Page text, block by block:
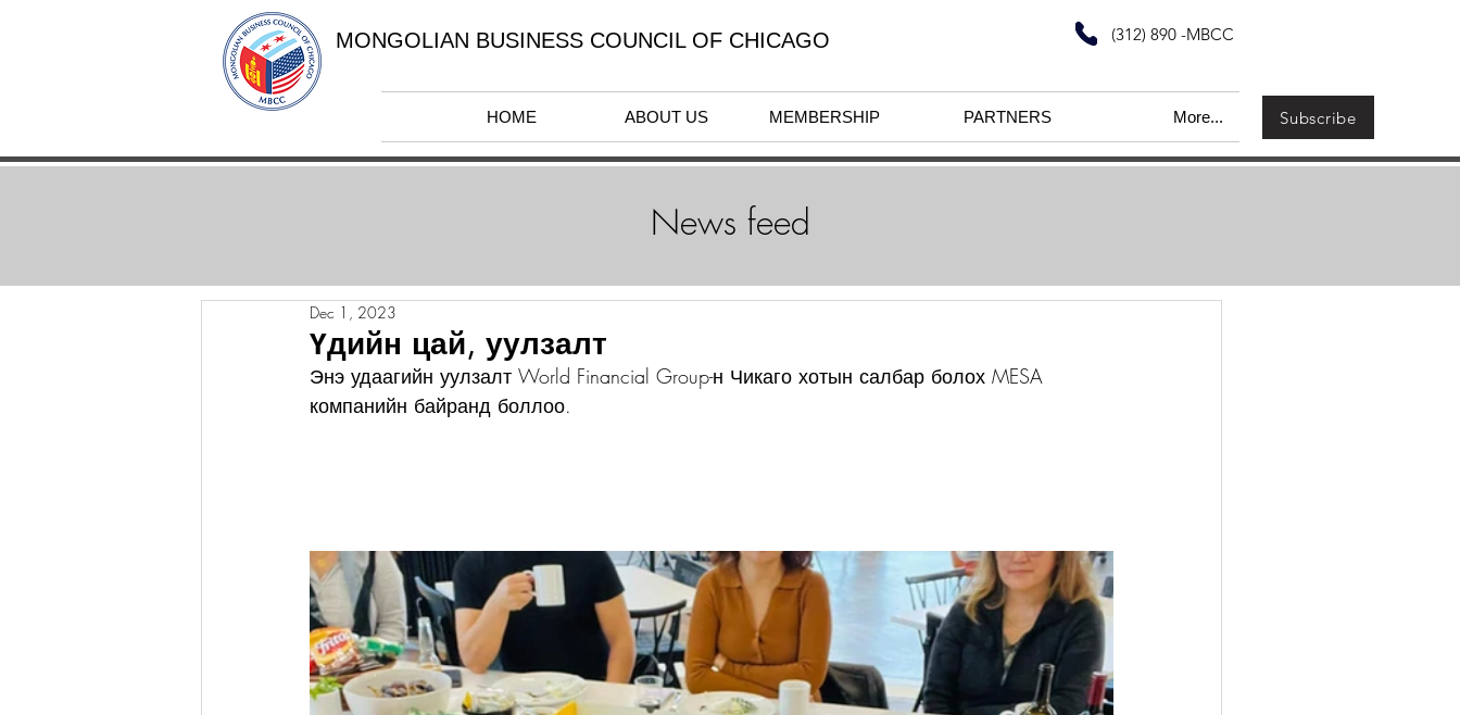
HOME ABOUT US MEMBERSHIP PARTNERS More...
MONGOLIAN BUSINESS COUNCIL OF CHICAGO (312) 890 -MBCC
Subscribe
Үдийн цай, уулзалт
Dec 1, 2023
Энэ удаагийн уулзалт World Financial Group-н Чикаго хотын салбар болох MESA
компанийн байранд боллоо.
News feed